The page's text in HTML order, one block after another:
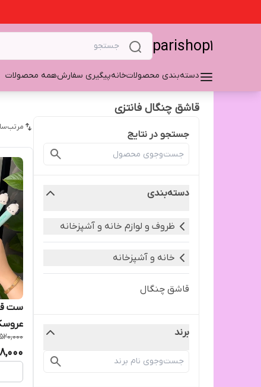
parishop1
دسته‌بندی محصولاتخانهپیگیری سفارشهمه محصولات
قاشق چنگال فانتزی
جستجو در نتایج
دسته‌بندی
ظروف و لوازم خانه و آشپزخانه
خانه و آشپزخانه
قاشق چنگال
برند
ست